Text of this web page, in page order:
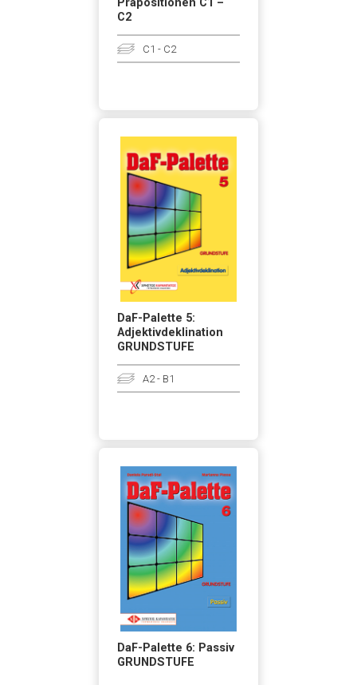
Präpositionen C1 –
C2
C1 - C2
DaF-Palette 5:
Adjektivdeklination
GRUNDSTUFE
A2 - B1
DaF-Palette 6: Passiv
GRUNDSTUFE